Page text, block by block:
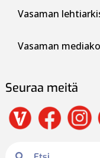
Vasaman
Vasaman
Seuraa meitä